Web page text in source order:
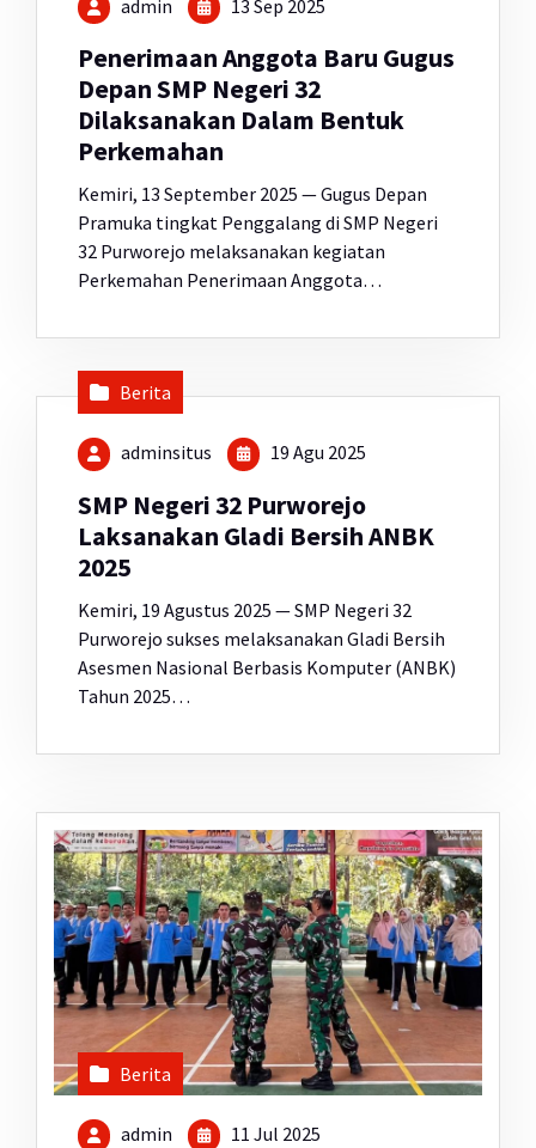
admin 13 Sep 2025
Penerimaan Anggota Baru Gugus
Depan SMP Negeri 32
Dilaksanakan Dalam Bentuk
Perkemahan
Kemiri, 13 September 2025 — Gugus Depan
Pramuka tingkat Penggalang di SMP Negeri
32 Purworejo melaksanakan kegiatan
Perkemahan Penerimaan Anggota…
Berita
adminsitus 19 Agu 2025
SMP Negeri 32 Purworejo
Laksanakan Gladi Bersih ANBK
2025
Kemiri, 19 Agustus 2025 — SMP Negeri 32
Purworejo sukses melaksanakan Gladi Bersih
Asesmen Nasional Berbasis Komputer (ANBK)
Tahun 2025…
Berita
admin 11 Jul 2025